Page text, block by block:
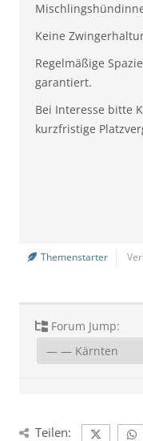
Keine
Regelmäßige
garantiert.
Bei Interesse bitte
kurzfristige
Themenstarter
Forum Jump:
Teilen: